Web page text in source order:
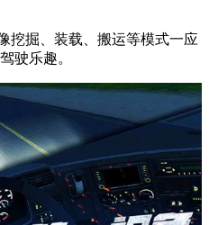
挖掘、装载、搬运等模式一应
驶乐趣。